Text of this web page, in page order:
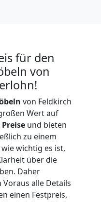
für den
von
von Feldkirch
Wert auf
und bieten
zu einem
wichtig es ist,
über die
Daher
alle Details
einen Festpreis,